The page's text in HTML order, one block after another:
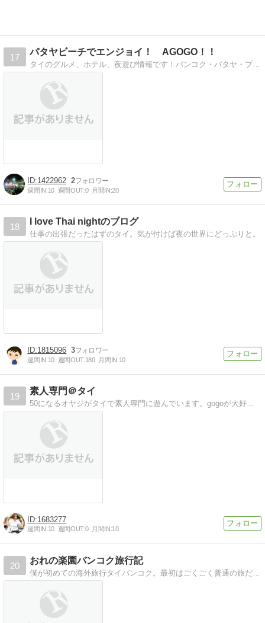
17
パタヤビーチでエンジョイ！ AGOGO！！
タイのグルメ、ホテル、夜遊び情報です！バンコク・パタヤ・プーケット・チェンマイ・サムイ・クラビーなどのタイ情報！
1422962 2
週間IN:10 週間OUT:0 月間IN:20
18
I love Thai nightのブログ
仕事の出張だったはずのタイ。気が付けば夜の世界にどっぷりと。
1815096 3
週間IN:10 週間OUT:180 月間IN:10
19
素人専門＠タイ
50になるオヤジがタイで素人専門に遊んでいます。gogoが大好きなので夜の街にも繰り出します。素人、夜遊び、旅の有益情報なども満載のブログです。
1683277
週間IN:10 週間OUT:0 月間IN:10
20
おれの楽園バンコク旅行記
僕が初めての海外旅行タイバンコク。最初はごくごく普通の旅だった、、だがしかしタイの魅力にハマり通ってるうちに道を外し変態の仲間入りをしてしまったブログ